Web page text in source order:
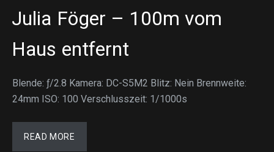
Julia Föger – 100m vom
Haus entfernt
Blende: ƒ/2.8 Kamera: DC-S5M2 Blitz: Nein Brennweite:
24mm ISO: 100 Verschlusszeit: 1/1000s
READ MORE